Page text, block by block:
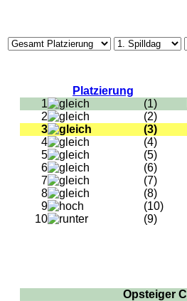
Platzierung
1
(1)
2
(2)
3
(3)
4
(4)
5
(5)
6
(6)
7
(7)
8
(8)
9
(10)
10
(9)
Opsteiger